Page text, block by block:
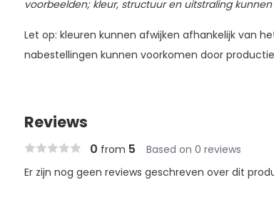
voorbeelden; kleur, structuur en uitstraling
Let op: kleuren kunnen afwijken afhankelijk van
nabestellingen kunnen voorkomen door
Reviews
0 from 5 Based on 0 reviews
Er zijn nog geen reviews geschreven over dit